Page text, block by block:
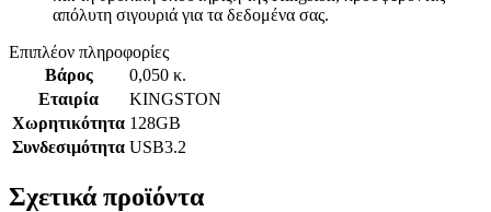
απόλυτη σιγουριά για τα δεδομένα σας.
Επιπλέον πληροφορίες
Βάρος
0,050 κ.
Εταιρία
KINGSTON
Χωρητικότητα 128GB
Συνδεσιμότητα USB3.2
Σχετικά προϊόντα